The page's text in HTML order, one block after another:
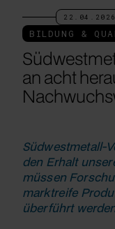
22.04.2026
BILDUNG &
an acht
Südwestmetall-
den Erhalt
müssen
marktreife
überführt